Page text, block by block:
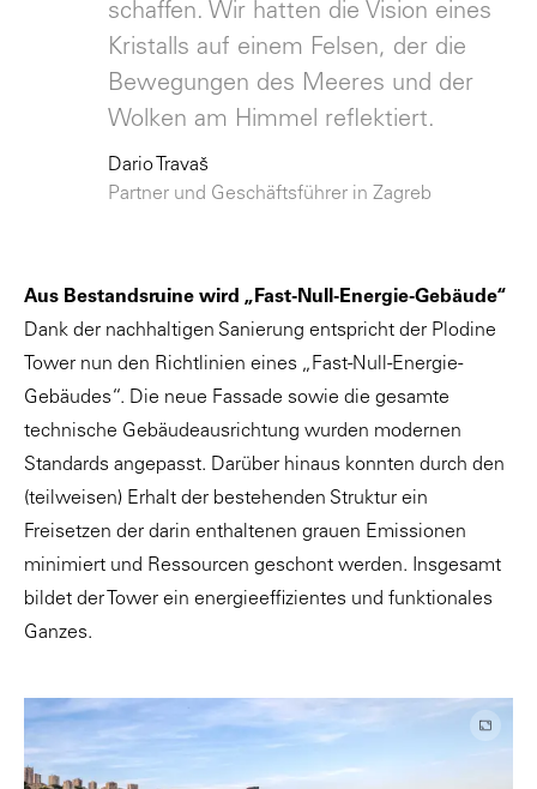
schaffen. Wir hatten die Vision eines
Kristalls auf einem Felsen, der die
Bewegungen des Meeres und der
Wolken am Himmel reflektiert.
Dario Travaš
Partner und Geschäftsführer in Zagreb
Aus Bestandsruine wird „Fast-Null-Energie-Gebäude“
Dank der nachhaltigen Sanierung entspricht der Plodine
Tower nun den Richtlinien eines „Fast-Null-Energie-
Gebäudes“. Die neue Fassade sowie die gesamte
technische Gebäudeausrichtung wurden modernen
Standards angepasst. Darüber hinaus konnten durch den
(teilweisen) Erhalt der bestehenden Struktur ein
Freisetzen der darin enthaltenen grauen Emissionen
minimiert und Ressourcen geschont werden. Insgesamt
bildet der Tower ein energieeffizientes und funktionales
Ganzes.